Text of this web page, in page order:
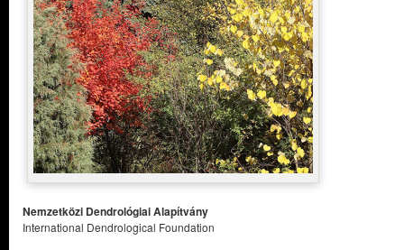
Nemzetközi Dendrológiai Alapítvány
International Dendrological Foundation